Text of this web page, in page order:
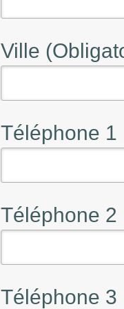
Ville
Téléphone 1
Téléphone 2
Téléphone 3